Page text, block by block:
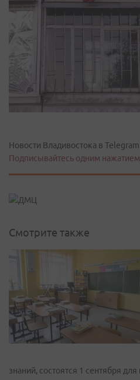
Новости Владивостока в
Подписывайтесь одним
Смотрите также
знаний, состоятся 1 сентября